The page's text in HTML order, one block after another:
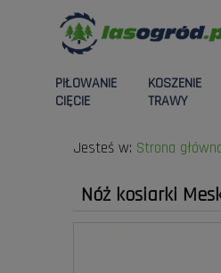
PIŁOWANIE
CIĘCIE
KOSZENIE
TRAWY
Jesteś w: Strona
Nóż kosiarki